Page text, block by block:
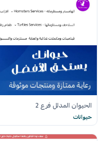
الحيوان المدلل فرع 2
حيوانات